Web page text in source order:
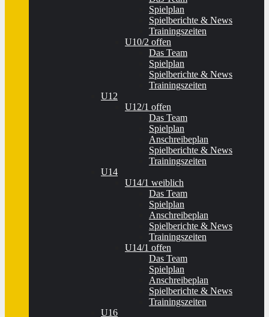
Spielplan
Spielberichte & News
Trainingszeiten
U10/2 offen
Das Team
Spielplan
Spielberichte & News
Trainingszeiten
U12
U12/1 offen
Das Team
Spielplan
Anschreibeplan
Spielberichte & News
Trainingszeiten
U14
U14/1 weiblich
Das Team
Spielplan
Anschreibeplan
Spielberichte & News
Trainingszeiten
U14/1 offen
Das Team
Spielplan
Anschreibeplan
Spielberichte & News
Trainingszeiten
U16